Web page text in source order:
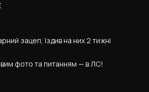
зацеп, їздив на них 2 тижні
фото та питанням — в ЛС!